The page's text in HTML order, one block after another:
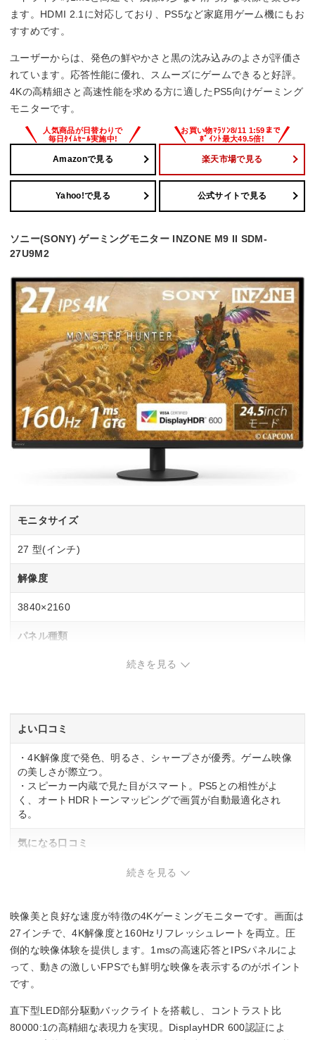
ます。HDMI 2.1に対応しており、PS5など家庭用ゲーム機にもお
すすめです。
ユーザーからは、発色の鮮やかさと黒の沈み込みのよさが評価さ
れています。応答性能に優れ、スムーズにゲームできると好評。
4Kの高精細さと高速性能を求める方に適したPS5向けゲーミング
モニターです。
Amazonで見る 楽天市場で見る
Yahoo!で見る 公式サイトで見る
ソニー(SONY) ゲーミングモニター INZONE M9 II SDM-
27U9M2
モニタサイズ
27 型(インチ)
解像度
3840×2160
パネル種類
DisplayPort：24～160 Hz
HDMI：24～144 Hz
応答速度
1ms(GtoG 高速モード)
続きを見る
よい口コミ
・4K解像度で発色、明るさ、シャープさが優秀。ゲーム映像
の美しさが際立つ。
・スピーカー内蔵で見た目がスマート。PS5との相性がよ
く、オートHDRトーンマッピングで画質が自動最適化され
る。
気になる口コミ
・DisplayPort 2.1接続時は初期設定がバージョン1.4のため、
続きを見る
映像美と良好な速度が特徴の4Kゲーミングモニターです。画面は
27インチで、4K解像度と160Hzリフレッシュレートを両立。圧
倒的な映像体験を提供します。1msの高速応答とIPSパネルによ
って、動きの激しいFPSでも鮮明な映像を表示するのがポイント
です。
直下型LED部分駆動バックライトを搭載し、コントラスト比
80000:1の高精細な表現力を実現。DisplayHDR 600認証によ